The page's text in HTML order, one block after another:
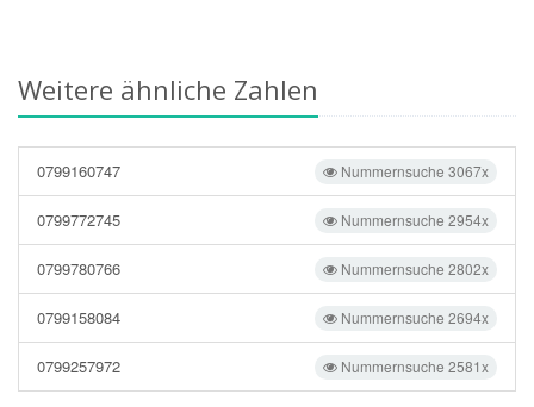
Weitere ähnliche Zahlen
Nummernsuche 3067x
0799160747
Nummernsuche 2954x
0799772745
Nummernsuche 2802x
0799780766
Nummernsuche 2694x
0799158084
Nummernsuche 2581x
0799257972